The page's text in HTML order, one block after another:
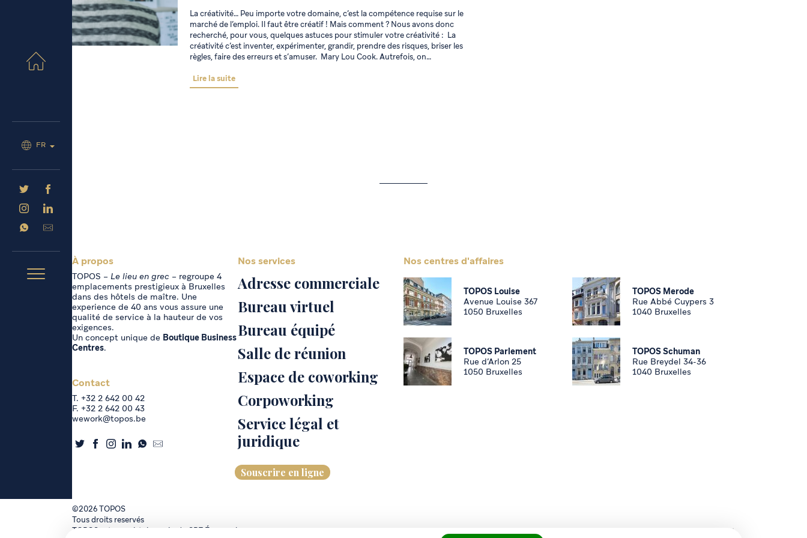
FR
La créativité… Peu importe votre domaine, c’est la compétence requise sur le
marché de l’emploi. Il faut être créatif ! Mais comment ? Nous avons donc
recherché, pour vous, quelques astuces pour stimuler votre créativité : La
créativité c’est inventer, expérimenter, grandir, prendre des risques, briser les
règles, faire des erreurs et s’amuser. Mary Lou Cook. Autrefois, on…
Lire la suite
À propos
TOPOS – Le lieu en grec – regroupe 4
emplacements prestigieux à Bruxelles
dans des hôtels de maître. Une
experience de 40 ans vous assure une
qualité de service à la hauteur de vos
exigences.
Un concept unique de Boutique Business
Centres.
Contact
T. +32 2 642 00 42
F. +32 2 642 00 43
wework@topos.be
Nos services
Adresse commerciale
Bureau virtuel
Bureau équipé
Salle de réunion
Espace de coworking
Corpoworking
Service légal et
juridique
Souscrire en ligne
Nos centres d'affaires
TOPOS Louise
Avenue Louise 367
1050 Bruxelles
TOPOS Merode
Rue Abbé Cuypers 3
1040 Bruxelles
TOPOS Parlement
Rue d’Arlon 25
1050 Bruxelles
TOPOS Schuman
Rue Breydel 34-36
1040 Bruxelles
©2026 TOPOS
Tous droits reservés
TOPOS est enregistré auprès du SPF Économie